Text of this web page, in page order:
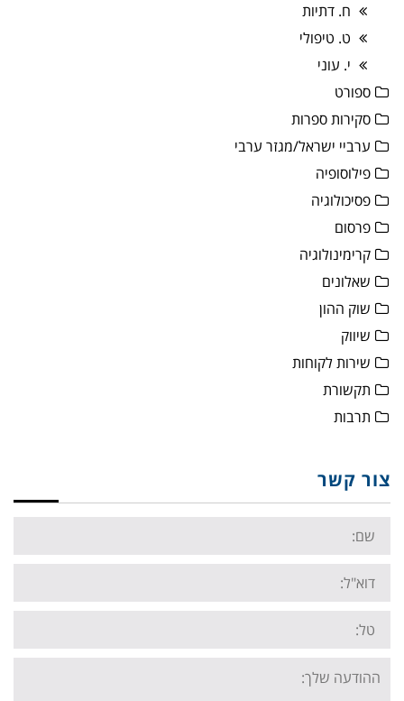
ח. דתיות
ט. טיפולי
י. עוני
ספורט
סקירות ספרות
ערביי ישראל/מגזר ערבי
פילוסופיה
פסיכולוגיה
פרסום
קרימינולוגיה
שאלונים
שוק ההון
שיווק
שירות לקוחות
תקשורת
תרבות
צור קשר
Name:
Email:
Tel:
Your
message: